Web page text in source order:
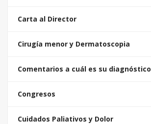
Carta al Director
Cirugía menor y Dermatoscopia
Comentarios a cuál es su diagnóstico
Congresos
Cuidados Paliativos y Dolor